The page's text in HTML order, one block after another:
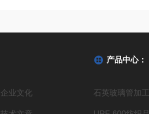
企业文化
产品中心：
石英玻璃管加工